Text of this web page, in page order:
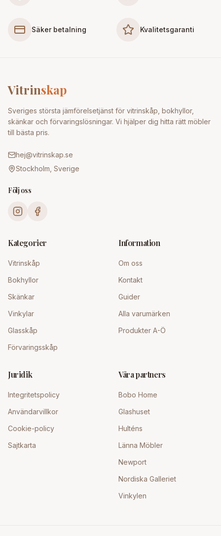
Säker betalning Kvalitetsgaranti
Vitrinskap
Sveriges största jämförelsetjänst för vitrinskåp, bokhyllor,
skänkar och förvaringslösningar. Vi hjälper dig hitta rätt möbler
till bästa pris.
hej@vitrinskap.se
Stockholm, Sverige
Följ oss
Kategorier
Vitrinskåp
Bokhyllor
Skänkar
Vinkylar
Glasskåp
Förvaringsskåp
Information
Om oss
Kontakt
Guider
Alla varumärken
Produkter A-Ö
Juridik
Integritetspolicy
Användarvillkor
Cookie-policy
Sajtkarta
Våra partners
Bobo Home
Glashuset
Hulténs
Länna Möbler
Newport
Nordiska Galleriet
Vinkylen